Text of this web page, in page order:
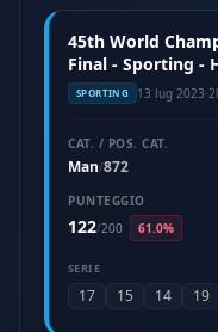
45th World
Final - Sporting -
SPORTING 13 lug 2023·
CAT. / POS. CAT.
Man/872
PUNTEGGIO
122/200 61.0%
SERIE
17 15 14 19